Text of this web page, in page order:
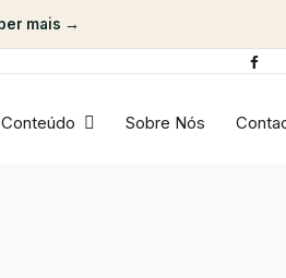
mais →
Conteúdo Sobre Nós